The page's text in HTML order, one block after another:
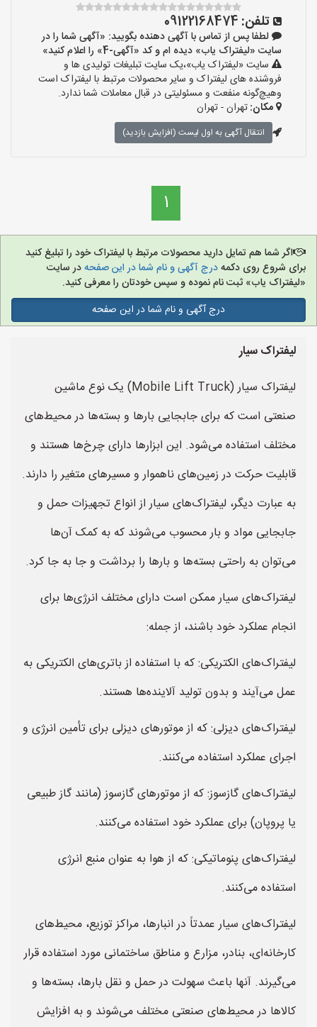
تلفن: 09122168474
لطفا پس از تماس با آگهی دهنده بگویید: «آگهی شما را در
سایت «لیفتراک یاب» دیده ام و کد «آگهی-4» را اعلام کنید»
سایت «لیفتراک یاب»،یک سایت تبلیغات تولیدی ها و
فروشنده های لیفتراک و سایر محصولات مرتبط با لیفتراک است
وهیچ‌گونه منفعت و مسئولیتی در قبال معاملات شما ندارد.
مکان:تهران - تهران
انتقال آگهی به اول لیست (افزایش بازدید)
1
اگر شما هم تمایل دارید محصولات مرتبط با لیفتراک خود را تبلیغ کنید
برای شروع روی دکمهدرج آگهی و نام شما در این صفحهدر سایت
«لیفتراک یاب» ثبت نام نموده و سپس خودتان را معرفی کنید.
درج آگهی و نام شما در این صفحه
لیفتراک‌ سیار
لیفتراک سیار (Mobile Lift Truck) یک نوع ماشین
صنعتی است که برای جابجایی بارها و بسته‌ها در محیط‌های
مختلف استفاده می‌شود. این ابزارها دارای چرخ‌ها هستند و
قابلیت حرکت در زمین‌های ناهموار و مسیرهای متغیر را دارند.
به عبارت دیگر، لیفتراک‌های سیار از انواع تجهیزات حمل و
جابجایی مواد و بار محسوب می‌شوند که به کمک آن‌ها
می‌توان به راحتی بسته‌ها و بارها را برداشت و جا به جا کرد.
لیفتراک‌های سیار ممکن است دارای مختلف انرژی‌ها برای
انجام عملکرد خود باشند، از جمله:
لیفتراک‌های الکتریکی: که با استفاده از باتری‌های الکتریکی به
عمل می‌آیند و بدون تولید آلاینده‌ها هستند.
لیفتراک‌های دیزلی: که از موتورهای دیزلی برای تأمین انرژی و
اجرای عملکرد استفاده می‌کنند.
لیفتراک‌های گازسوز: که از موتورهای گازسوز (مانند گاز طبیعی
یا پروپان) برای عملکرد خود استفاده می‌کنند.
لیفتراک‌های پنوماتیکی: که از هوا به عنوان منبع انرژی
استفاده می‌کنند.
لیفتراک‌های سیار عمدتاً در انبارها، مراکز توزیع، محیط‌های
کارخانه‌ای، بنادر، مزارع و مناطق ساختمانی مورد استفاده قرار
می‌گیرند. آنها باعث سهولت در حمل و نقل بارها، بسته‌ها و
کالاها در محیط‌های صنعتی مختلف می‌شوند و به افزایش